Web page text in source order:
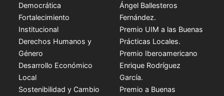
Democrática
Fortalecimiento
Institucional
Derechos Humanos y
Género
Desarrollo Económico
Local
Sostenibilidad y Cambio
Ángel Ballesteros
Fernández.
Premio UIM a las Buenas
Prácticas Locales.
Premio Iberoamericano
Enrique Rodríguez
García.
Premio a Buenas